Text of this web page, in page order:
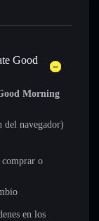
Good
Morning
navegador)
comprar o
en los